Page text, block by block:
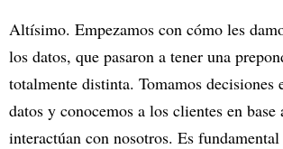
Altísimo. Empezamos con cómo les
los datos, que pasaron a tener una
totalmente distinta. Tomamos decisiones
datos y conocemos a los clientes en base
interactúan con nosotros. Es